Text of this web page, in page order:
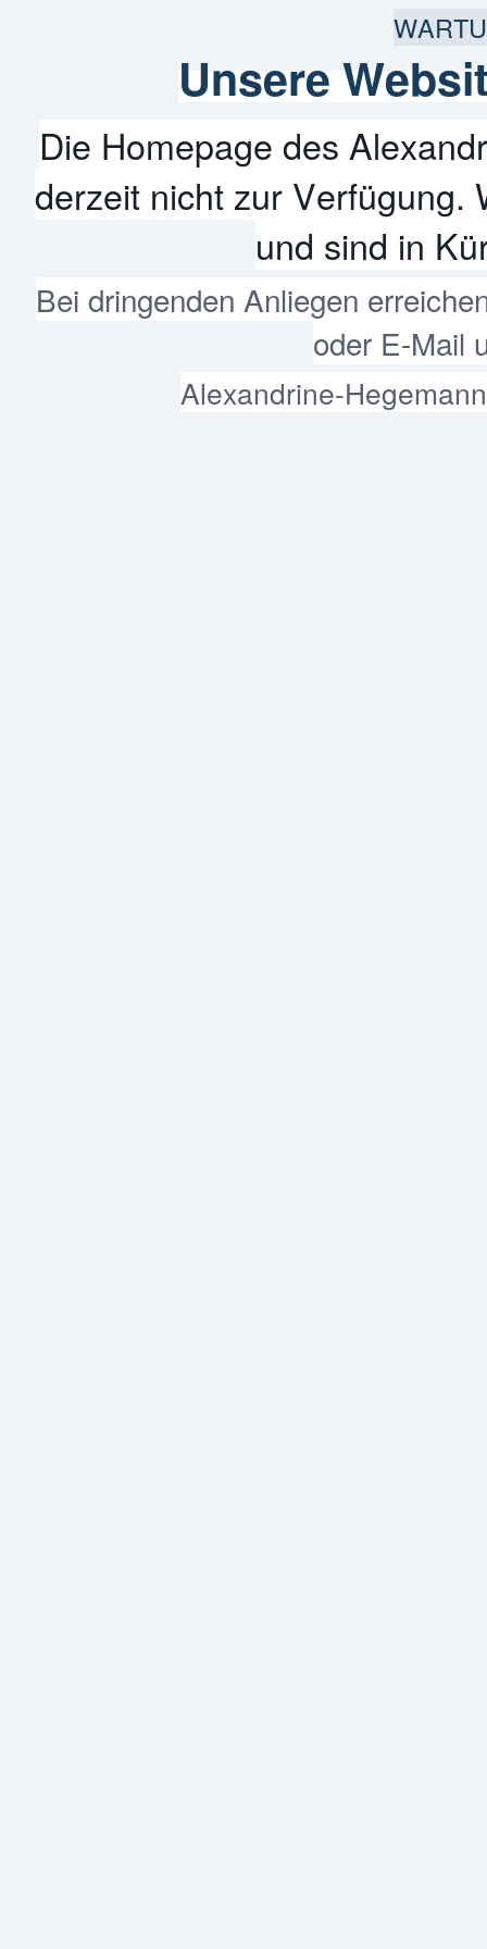
Unsere
Die Homepage des
derzeit nicht zur Verfügung.
und sind in
Bei dringenden Anliegen
oder E-Mail
Alexandrine-